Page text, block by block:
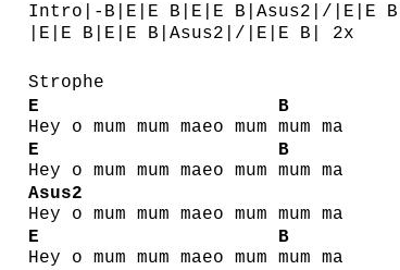
Intro|-B|E|E B|E|E B|Asus2|/|E|E B|
|E|E B|E|E B|Asus2|/|E|E B| 2x
Strophe
E
Hey o mum mum maeo mum
B
mum ma
E
Hey o mum mum maeo mum
B
mum ma
Asus2
Hey o mum mum maeo mum mum ma
E
Hey o mum mum maeo mum
B
mum ma